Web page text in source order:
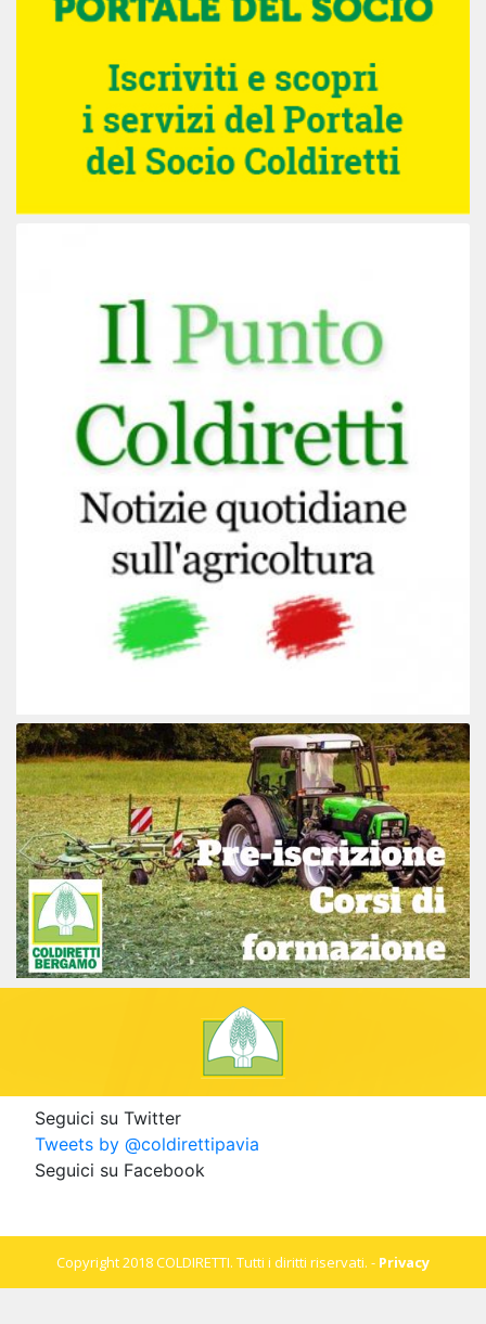
Seguici su Twitter
Tweets by @coldirettipavia
Seguici su Facebook
Copyright 2018 COLDIRETTI. Tutti i diritti riservati. - Privacy